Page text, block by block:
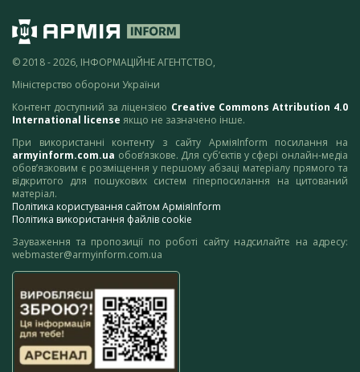
© 2018 - 2026, ІНФОРМАЦІЙНЕ АГЕНТСТВО,
Міністерство оборони України
Контент доступний за ліцензією Creative Commons Attribution 4.0
International license якщо не зазначено інше.
При використанні контенту з сайту АрміяInform посилання на
armyinform.com.ua обов’язкове. Для суб’єктів у сфері онлайн-медіа
обов’язковим є розміщення у першому абзаці матеріалу прямого та
відкритого для пошукових систем гіперпосилання на цитований
матеріал.
Політика користування сайтом АрміяInform
Політика використання файлів cookie
Зауваження та пропозиції по роботі сайту надсилайте на адресу:
webmaster@armyinform.com.ua